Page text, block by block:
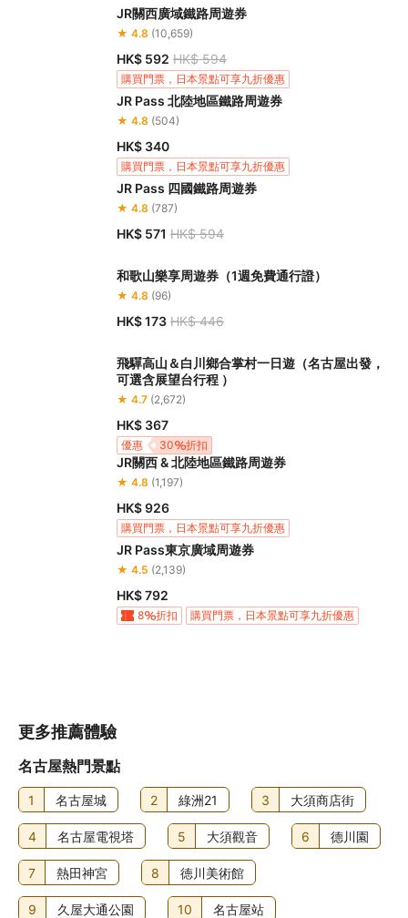
JR關西廣域鐵路周遊券
★ 4.8 (10,659)
HK$ 592 HK$ 594
購買門票，日本景點可享九折優惠
JR Pass 北陸地區鐵路周遊券
★ 4.8 (504)
HK$ 340
購買門票，日本景點可享九折優惠
JR Pass 四國鐵路周遊券
★ 4.8 (787)
HK$ 571 HK$ 594
和歌山樂享周遊券（1週免費通行證）
★ 4.8 (96)
HK$ 173 HK$ 446
飛驒高山＆白川鄉合掌村一日遊（名古屋出發，
可選含展望台行程 ）
★ 4.7 (2,672)
HK$ 367
30 折扣
優惠
JR關西 & 北陸地區鐵路周遊券
★ 4.8 (1,197)
HK$ 926
購買門票，日本景點可享九折優惠
JR Pass東京廣域周遊券
★ 4.5 (2,139)
HK$ 792
8 折扣 購買門票，日本景點可享九折優惠
更多推薦體驗
名古屋熱門景點
1 名古屋城 2 綠洲21 3 大須商店街
4 名古屋電視塔 5 大須觀音 6 德川園
7 熱田神宮 8 徳川美術館
9 久屋大通公園 10 名古屋站